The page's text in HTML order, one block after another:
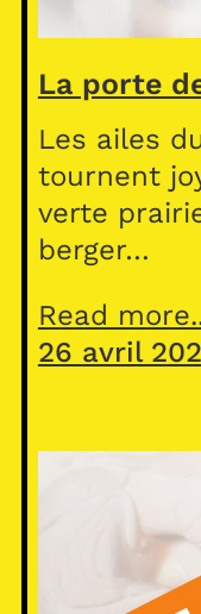
La porte
Les ailes
tournent
verte
berger…
Read
26 avril